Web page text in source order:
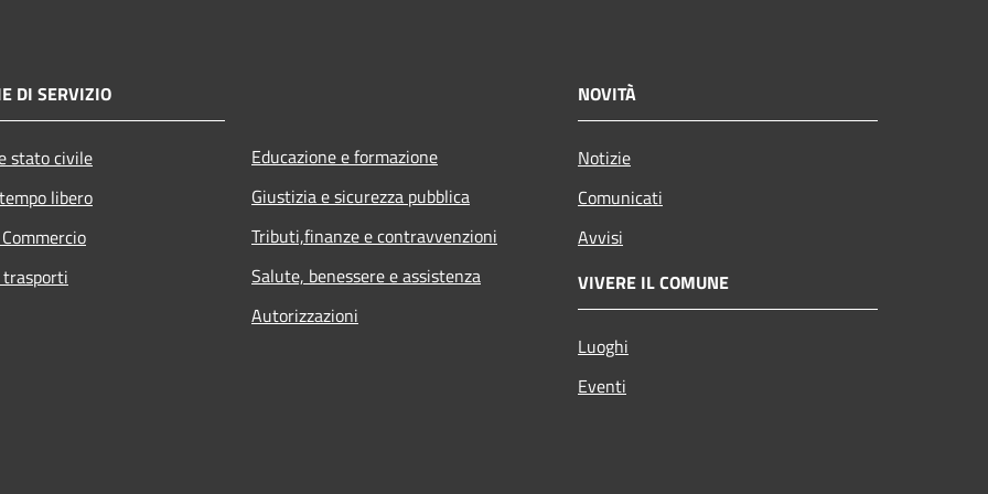
DI SERVIZIO
stato civile
libero
Educazione e formazione
Giustizia e sicurezza pubblica
Tributi,finanze e contravvenzioni
Salute, benessere e assistenza
Autorizzazioni
NOVITÀ
Notizie
Comunicati
Avvisi
VIVERE IL COMUNE
Luoghi
Eventi